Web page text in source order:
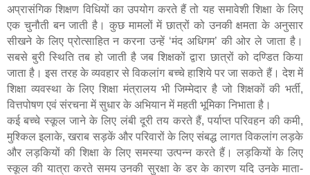
अप्रासंगिक शिक्षण विधियों का उपयोग करते हैं तो यह समावेशी शिक्षा के लिए
एक चुनौती बन जाती है। कुछ मामलों में छात्रों को उनकी क्षमता के अनुसार
सीखने के लिए प्रोत्साहित न करना उन्हें ‘मंद अधिगम’ की ओर ले जाता है।
सबसे बुरी स्थिति तब हो जाती है जब शिक्षकों द्वारा छात्रों को दण्डित किया
जाता है। इस तरह के व्यवहार से विकलांग बच्चे हाशिये पर जा सकते हैं। देश में
शिक्षा व्यवस्था के लिए शिक्षा मंत्रालय भी जिम्मेदार है जो शिक्षकों की भर्ती,
वित्तपोषण एवं संरचना में सुधार के अभियान में महती भूमिका निभाता है।
कई बच्चे स्कूल जाने के लिए लंबी दूरी तय करते हैं,पर्याप्त परिवहन की कमी,
मुश्किल इलाके,खराब सड़कें और परिवारों के लिए संबद्ध लागत विकलांग लड़के
और लड़कियों की शिक्षा के लिए समस्या उत्पन्न करते हैं। लड़कियों के लिए
स्कूल की यात्रा करते समय उनकी सुरक्षा के डर के कारण यदि उनके माता-